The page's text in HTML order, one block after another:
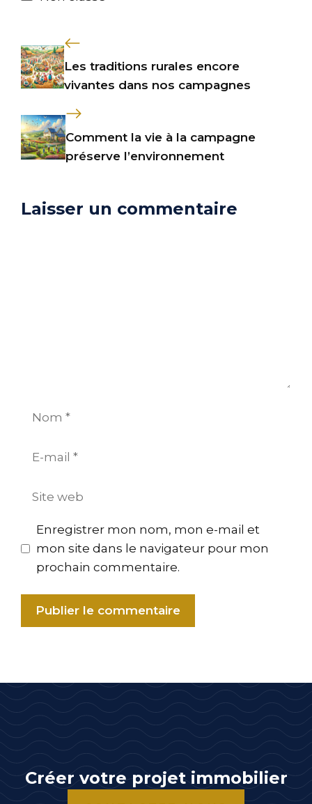
Les traditions rurales encore
vivantes dans nos campagnes
Comment la vie à la campagne
préserve l’environnement
Laisser un commentaire
Site
Enregistrer mon nom, mon e-mail et
mon site dans le navigateur pour mon
prochain commentaire.
t
Créer votre projet immobilier